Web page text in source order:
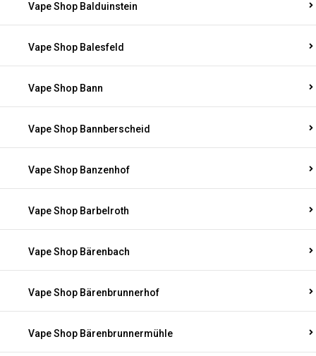
Vape Shop Balduinstein
Vape Shop Balesfeld
Vape Shop Bann
Vape Shop Bannberscheid
Vape Shop Banzenhof
Vape Shop Barbelroth
Vape Shop Bärenbach
Vape Shop Bärenbrunnerhof
Vape Shop Bärenbrunnermühle